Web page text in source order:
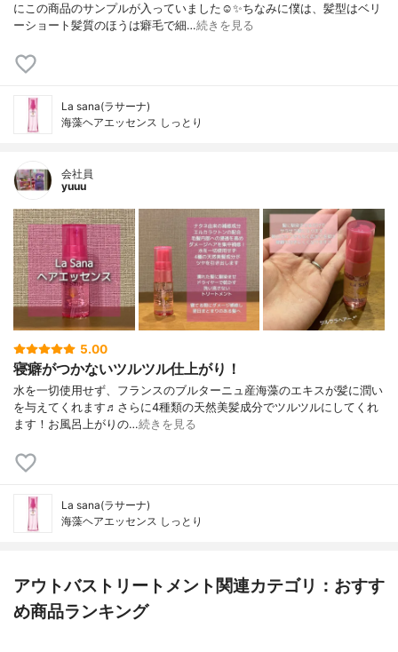
にこの商品のサンプルが入っていました☺️✨ちなみに僕は、髪型はベリ
ーショート髪質のほうは癖毛で細…続きを見る
La sana(ラサーナ)
海藻ヘアエッセンス しっとり
会社員
yuuu
5.00
寝癖がつかないツルツル仕上がり！
水を一切使用せず、フランスのブルターニュ産海藻のエキスが髪に潤い
を与えてくれます♬︎さらに4種類の天然美髪成分でツルツルにしてくれ
ます！お風呂上がりの…続きを見る
La sana(ラサーナ)
海藻ヘアエッセンス しっとり
アウトバストリートメント関連カテゴリ：おすす
め商品ランキング